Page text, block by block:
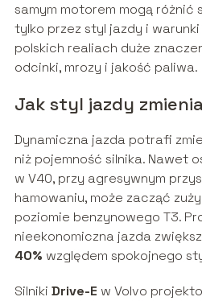
samym motorem mogą różnić
tylko przez styl jazdy i
polskich realiach duże
odcinki, mrozy i jakość paliwa.
Jak styl jazdy
Dynamiczna jazda potrafi
niż pojemność silnika. Nawet
w V40, przy agresywnym
hamowaniu, może zacząć
poziomie benzynowego T3.
nieekonomiczna jazda
40% względem spokojnego
Silniki Drive-E w Volvo